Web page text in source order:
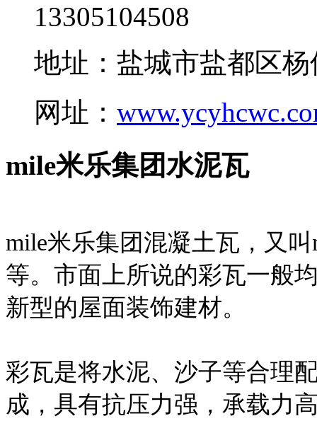
13305104508
地址：盐城市盐都区
网址：
mile米乐集团水泥瓦
mile米乐集团混凝土瓦，又
等。市面上所说的彩瓦一般
新型的屋面装饰建材。
彩瓦是将水泥、沙子等合理
成，具有抗压力强，承载力